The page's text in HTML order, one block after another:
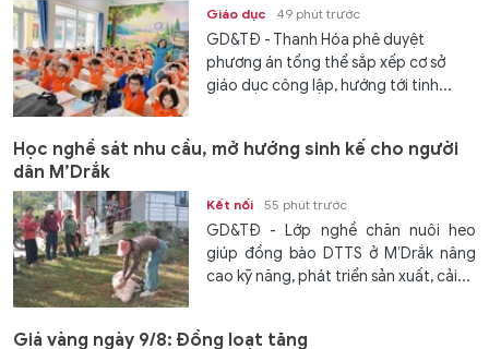
Giáo dục 49 phút trước
GD&TĐ - Thanh Hóa phê duyệt
phương án tổng thể sắp xếp cơ sở
giáo dục công lập, hướng tới tinh...
Học nghề sát nhu cầu, mở hướng sinh kế cho người
dân M’Drắk
Kết nối 55 phút trước
GD&TĐ - Lớp nghề chăn nuôi heo
giúp đồng bào DTTS ở M’Drắk nâng
cao kỹ năng, phát triển sản xuất, cải...
Giá vàng ngày 9/8: Đồng loạt tăng